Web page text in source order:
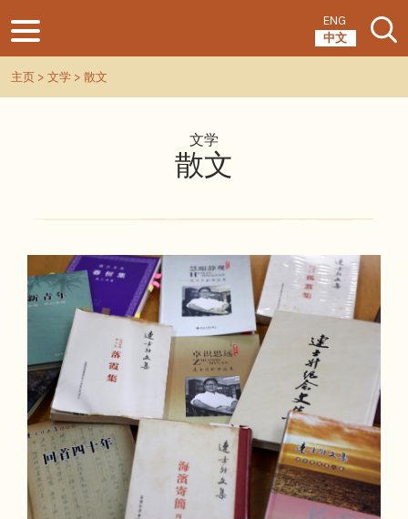
ENG
中文
主页 > 文学 > 散文
文学
散文